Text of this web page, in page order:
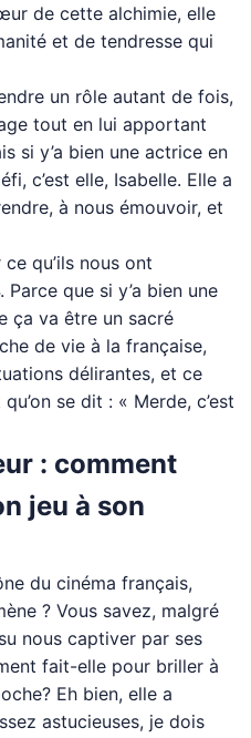
de cette alchimie, elle
et de tendresse qui
un rôle autant de fois,
tout en lui apportant
si y’a bien une actrice en
c’est elle, Isabelle. Elle a
à nous émouvoir, et
qu’ils nous ont
que si y’a bien une
ça va être un sacré
de vie à la française,
délirantes, et ce
se dit : « Merde, c’est
: comment
jeu à son
du cinéma français,
? Vous savez, malgré
nous captiver par ses
fait-elle pour briller à
Eh bien, elle a
astucieuses, je dois